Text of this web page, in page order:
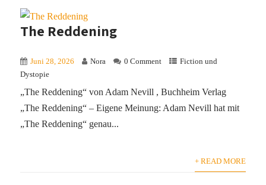
The Reddening
Juni 28, 2026 Nora 0 Comment
Fiction und
Dystopie
„The Reddening“ von Adam Nevill , Buchheim Verlag
„The Reddening“ – Eigene Meinung: Adam Nevill hat mit
„The Reddening“ genau...
+ READ MORE